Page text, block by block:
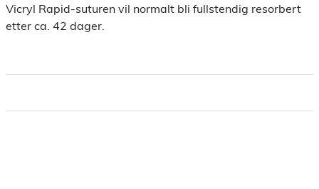
Vicryl Rapid-suturen vil normalt bli fullstendig resorbert
etter ca. 42 dager.